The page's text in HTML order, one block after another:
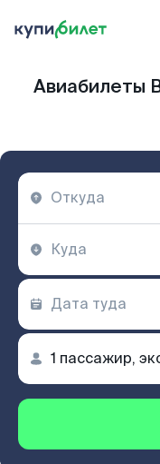
Авиабилеты